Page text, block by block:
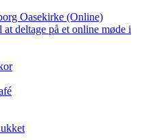
Oasekirke (Online)
deltage på et online møde i